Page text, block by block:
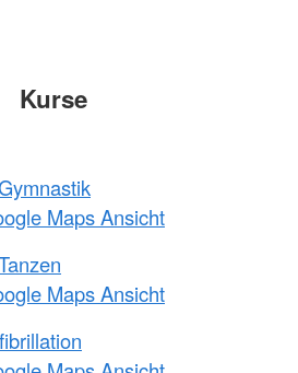
Kurse
Maps Ansicht
Maps Ansicht